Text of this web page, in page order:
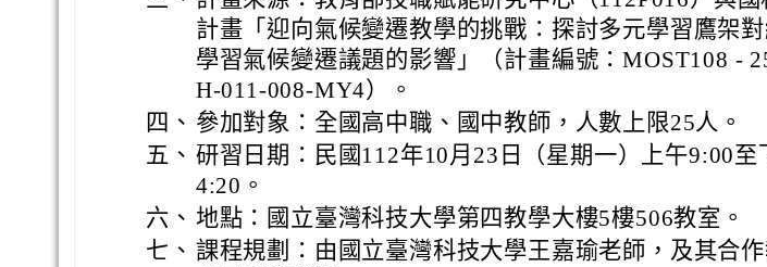
計畫「迎向氣候變遷教學的挑戰：探討多元學習鷹架
學習氣候變遷議題的影響」（計畫編號：MOST108 -
H-011-008-MY4）。
四、 參加對象：全國高中職、國中教師，人數上限25人。
五、 研習日期：民國112年10月23日（星期一）上午9:00至
4:20。
六、 地點：國立臺灣科技大學第四教學大樓5樓506教室。
七、 課程規劃：由國立臺灣科技大學王嘉瑜老師，及其合